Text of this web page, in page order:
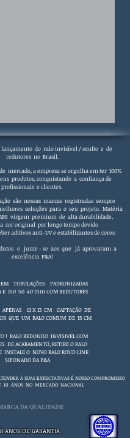
lançamento do ralo invisível / oculto e de
redutores no Brasil.
mercado, a empresa se orgulha em ter 100%
produtos, conquistando a confiança de
profissionais e clientes.
são nossas marcas registradas sempre
soluções para o seu projeto. Matéria
virgem premium de alta durabilidade,
cor original por longo tempo devido
aditivos anti-UV e estabilizantes de cores
e junte - se aos que já aprovaram a
excelência P&A!
TUBULAÇÕES PADRONIZADAS
150 50 40 mm COM REDUTORES
APENAS 13 X 13 CM CAPTAÇÃO DE
QUE UM RALO COMUM DE 15 CM
! RALO REDONDO INVISIVEL COM
DE ACABAMENTO, RETIRE O RALO
INSTALE O NOVO RALO ROUD LINE
DA P&A
À SUAS EXPECTATIVAS É NOSSO COMPROMISSO
NO MERCADO NACIONAL
DA QUALIDADE
8 ANOS DE GARANTIA